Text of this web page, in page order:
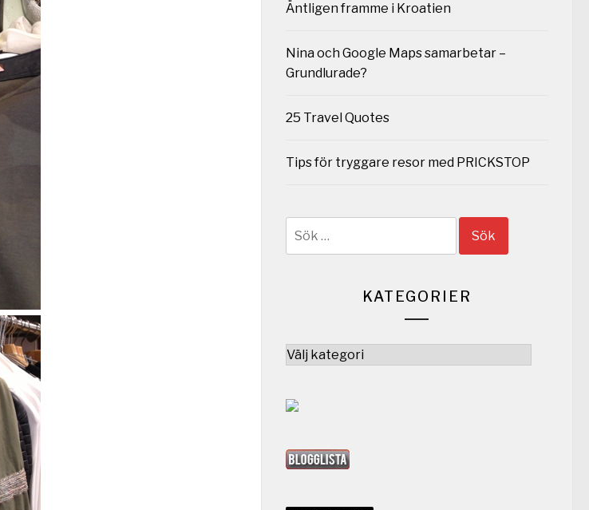
Äntligen framme i Kroatien
Nina och Google Maps samarbetar –
Grundlurade?
25 Travel Quotes
Tips för tryggare resor med PRICKSTOP
KATEGORIER
Kategorier